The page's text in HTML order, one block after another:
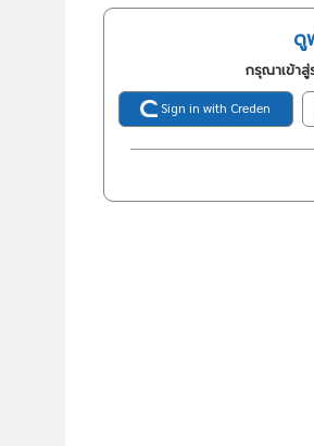
ดู
กรุณาเข้า
Sign in with Creden